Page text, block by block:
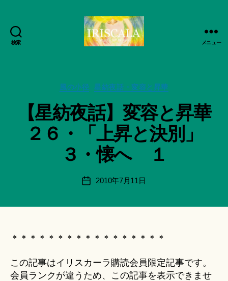
検索
日
記
録・
作
品
集-
IRISCALA
メニュー
カ
ー
風の小径 星紡夜話・変容と昇華
【星紡夜話】変容と昇華
２６・「上昇と決別」
３・懐へ １
投
稿
成
:
船
智
日
a
ki
＊
投
2010年7月11日
＊＊＊＊＊＊＊＊＊＊＊＊＊＊＊＊＊
この記事はイリスカーラ購読会員限定記事です。
会員ランクが違うため、この記事を表示できませ